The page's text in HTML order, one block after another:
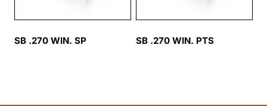
SB .270 WIN. SP SB .270 WIN. PTS